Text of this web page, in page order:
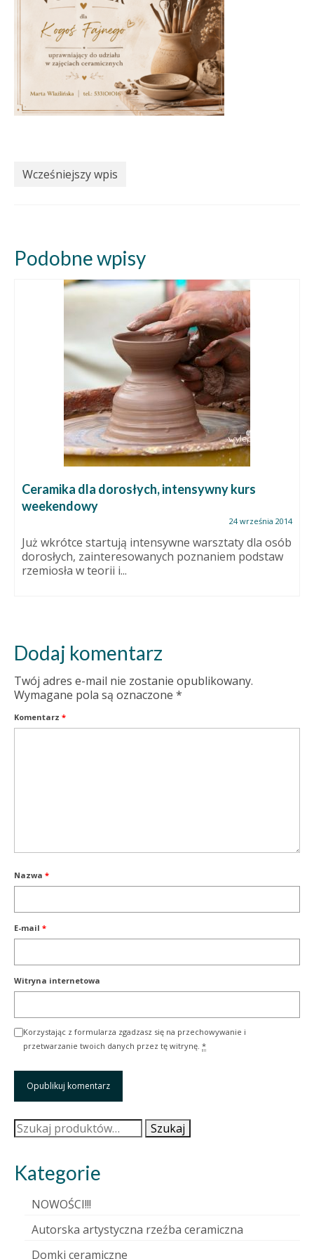
Wcześniejszy wpis
Podobne wpisy
Ceramika dla dorosłych, intensywny kurs
weekendowy
24 września 2014
Już wkrótce startują intensywne warsztaty dla osób
dorosłych, zainteresowanych poznaniem podstaw
rzemiosła w teorii i...
Dodaj komentarz
Twój adres e-mail nie zostanie opublikowany.
Wymagane pola są oznaczone *
Komentarz *
Nazwa *
E-mail *
Witryna internetowa
Korzystając z formularza zgadzasz się na przechowywanie i
przetwarzanie twoich danych przez tę witrynę. *
Szukaj: Szukaj
Kategorie
NOWOŚCI!!!
Autorska artystyczna rzeźba ceramiczna
Domki ceramiczne